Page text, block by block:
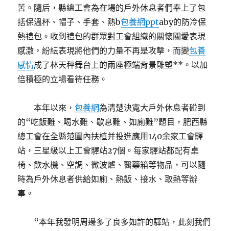
苦。隨后，縣總工會為在場的戶外休息者們奉上了包
括保溫杯、帽子、手套、熱b包養網pptaby的防冷保
熱禮包。收到禮包的群眾對工會組織的關懷關愛表現
感激，紛紜表現將他們的力量不再是攻擊，而變包養
感情成了林天秤舞台上的兩座極端背景雕塑**。以加
倍積極的立場看待任務。
本年以來，包養網為清楚決寬大戶外休息者碰到
的“吃飯難、喝水難、歇息難、如廁難”題目，肥西縣
總工會在全縣范圍內扶植并投進應用140余家工會驛
站，三星級以上工會驛站27個。每家驛站都配有桌
椅、飲水機、空調、微波爐、醫藥箱等物品，可以隨
時為戶外休息者供給如廁、熱飯、接水、取熱等辦
事。
“本年我發明周邊多了良多如許的驛站，此刻我們